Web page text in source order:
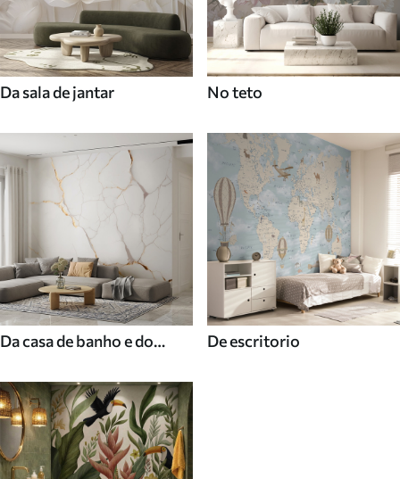
Da sala de jantar No teto
Da casa de banho e do
De escritorio